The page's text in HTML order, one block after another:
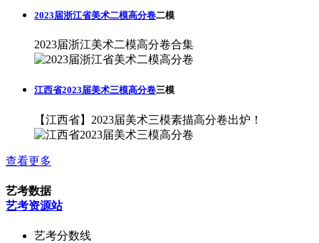
2023届浙江省美术二模高分卷二模
2023届浙江美术二模高分卷合集
江西省2023届美术三模高分卷三模
【江西省】2023届美术三模素描高分卷出炉！
查看更多
艺考数据
艺考资源站
艺考分数线